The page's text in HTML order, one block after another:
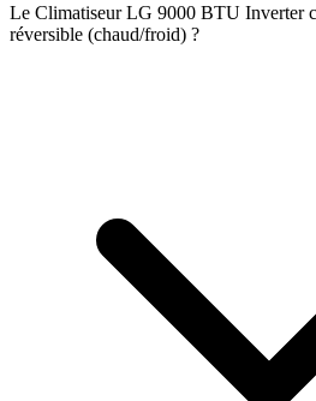
Le Climatiseur LG 9000 BTU Inverter
réversible (chaud/froid) ?